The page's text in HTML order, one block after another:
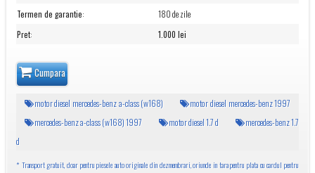
Termen de garantie:
180 de zile
Pret: 1.000 lei
Cumpara
motor diesel mercedes-benz a-class (w168)
motor diesel mercedes-benz 1997
mercedes-benz a-class (w168) 1997
motor diesel 1.7 d
mercedes-benz 1.7
d
* Transport gratuit, doar pentru piesele auto originale din dezmembrari, oriunde in tara pentru plata cu cardul pentru